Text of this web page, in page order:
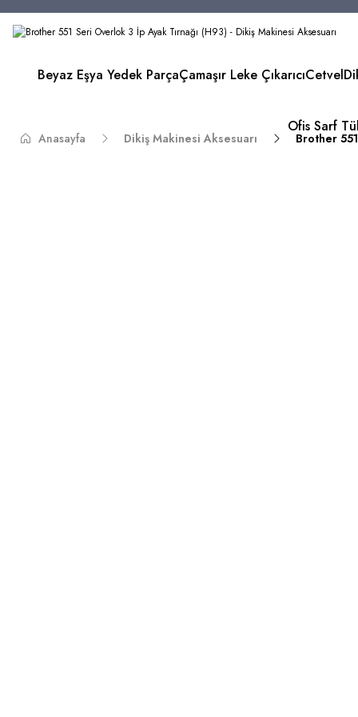
Beyaz Eşya Yedek ParçaÇamaşır Leke ÇıkarıcıCetvel
Ofis Sarf
Anasayfa Dikiş Makinesi Aksesuarı Brother